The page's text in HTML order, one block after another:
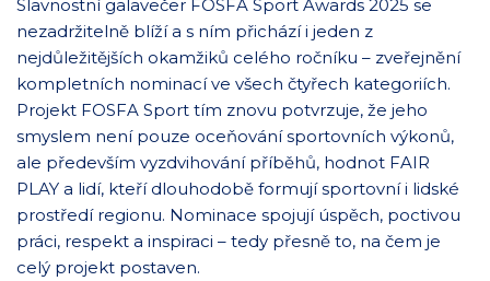
Slavnostní galavečer FOSFA Sport Awards 2025 se
nezadržitelně blíží a s ním přichází i jeden z
nejdůležitějších okamžiků celého ročníku – zveřejnění
kompletních nominací ve všech čtyřech kategoriích.
Projekt FOSFA Sport tím znovu potvrzuje, že jeho
smyslem není pouze oceňování sportovních výkonů,
ale především vyzdvihování příběhů, hodnot FAIR
PLAY a lidí, kteří dlouhodobě formují sportovní i lidské
prostředí regionu. Nominace spojují úspěch, poctivou
práci, respekt a inspiraci – tedy přesně to, na čem je
celý projekt postaven.